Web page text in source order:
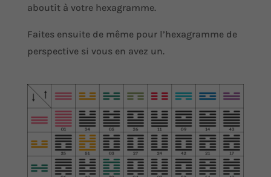
aboutit à votre hexagramme.
Faites ensuite de même pour l’hexagramme de
perspective si vous en avez un.